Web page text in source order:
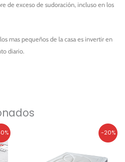
de exceso de sudoración, incluso en los
mas pequeños de la casa es invertir en
diario.
-20%
293,00€.
El
precio
actual